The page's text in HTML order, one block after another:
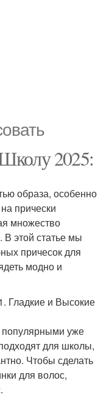
2025:
образа, особенно
прически
множество
В этой статье мы
причесок для
модно и
Гладкие и Высокие
популярными уже
для школы,
Чтобы сделать
для волос,